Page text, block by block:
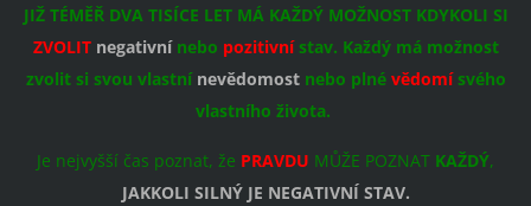
JIŽ TÉMĚŘ DVA TISÍCE LET MÁ KAŽDÝ MOŽNOST KDYKOLI SI
ZVOLITnegativnínebo pozitivnístav. Každý má možnost
zvolit si svou vlastní nevědomost nebo plnévědomísvého
vlastního života.
Je nejvyšší čas poznat, že PRAVDU MŮŽE POZNAT KAŽDÝ,
JAKKOLI SILNÝ JE NEGATIVNÍ STAV.